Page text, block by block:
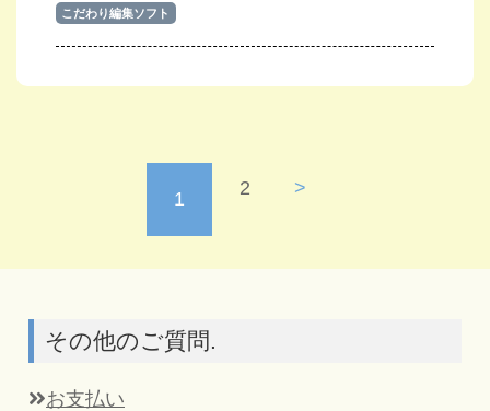
こだわり編集ソフト
1 2 >
その他のご質問.
お支払い